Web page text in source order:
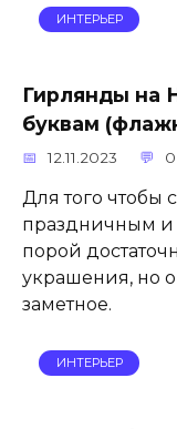
ИНТЕРЬЕР
Гирлянды на
буквам
12.11.2023 0
Для того чтобы
праздничным и
порой
украшения, но
заметное.
ИНТЕРЬЕР